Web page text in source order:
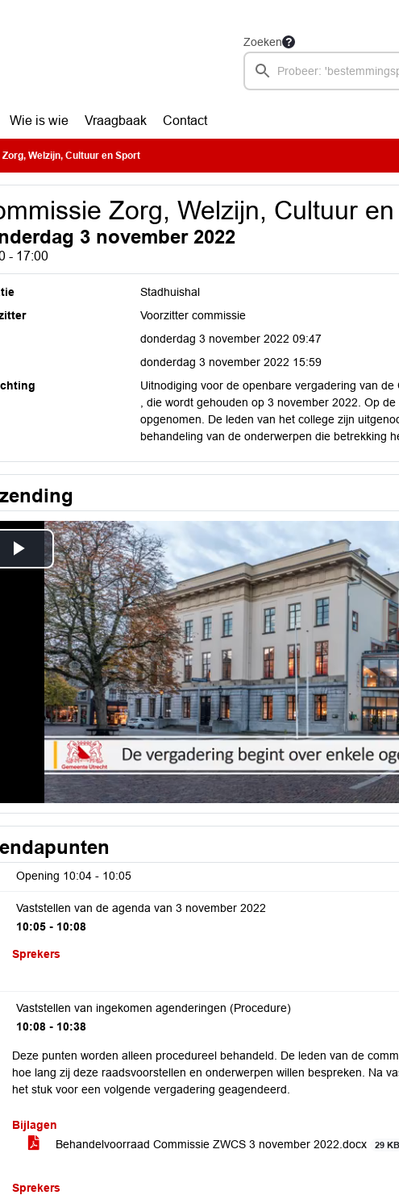
Zoeken
Wie is wie Vraagbaak Contact
Welzijn, Cultuur en Sport
Zorg, Welzijn, Cultuur
3 november 2022
- 17:00
Stadhuishal
Voorzitter commissie
donderdag 3 november 2022 09:47
donderdag 3 november 2022 15:59
Uitnodiging voor de openbare vergadering van
, die wordt gehouden op 3 november 2022. Op
opgenomen. De leden van het college zijn
behandeling van de onderwerpen die betrekking
Play
Video
Opening 10:04 - 10:05
Vaststellen van de agenda van 3 november 2022
10:05 - 10:08
Sprekers
Vaststellen van ingekomen agenderingen (Procedure)
10:08 - 10:38
Deze punten worden alleen procedureel behandeld. De leden van de
hoe lang zij deze raadsvoorstellen en onderwerpen willen bespreken. Na
het stuk voor een volgende vergadering geagendeerd.
Bijlagen
Behandelvoorraad Commissie ZWCS 3 november 2022.docx
29 KB
Sprekers